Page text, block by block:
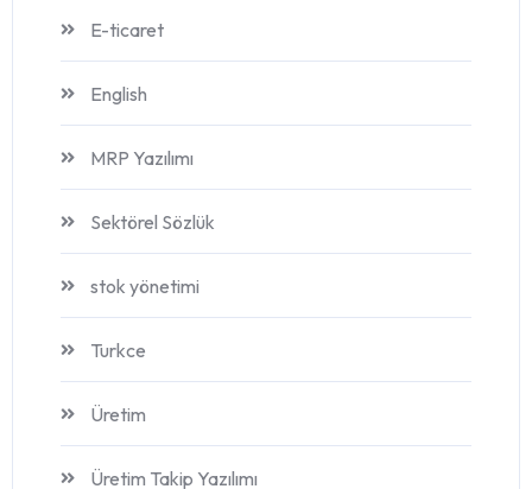
E-ticaret
English
MRP Yazılımı
Sektörel Sözlük
stok yönetimi
Turkce
Üretim
Üretim Takip Yazılımı